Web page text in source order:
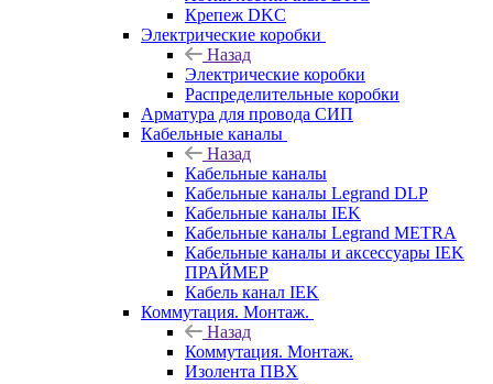
Крепеж DKC
Электрические коробки
Назад
Электрические коробки
Распределительные коробки
Арматура для провода СИП
Кабельные каналы
Назад
Кабельные каналы
Кабельные каналы Legrand DLP
Кабельные каналы IEK
Кабельные каналы Legrand METRA
Кабельные каналы и аксессуары IEK
ПРАЙМЕР
Кабель канал IEK
Коммутация. Монтаж.
Назад
Коммутация. Монтаж.
Изолента ПВХ